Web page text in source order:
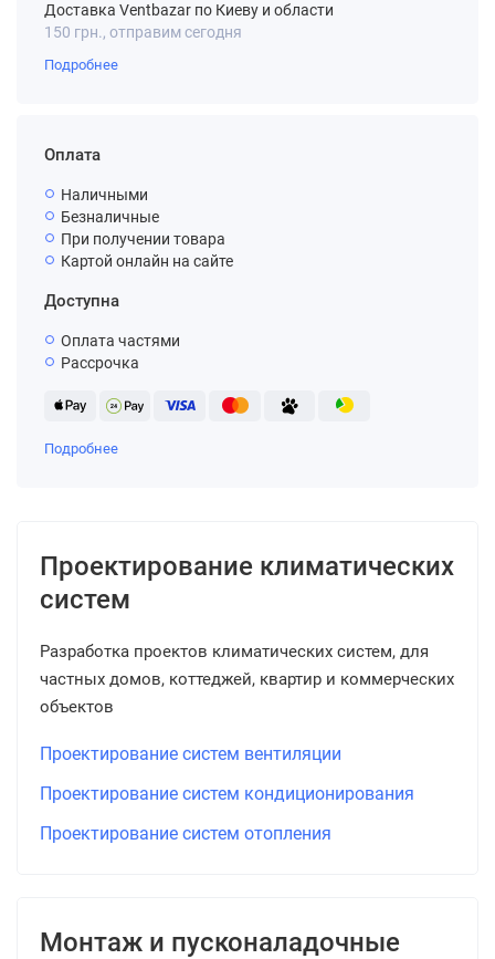
Доставка Ventbazar по Киеву и области
150 грн., отправим сегодня
Подробнее
Оплата
Наличными
Безналичные
При получении товара
Картой онлайн на сайте
Доступна
Оплата частями
Рассрочка
Подробнее
Проектирование климатических
систем
Разработка проектов климатических систем, для
частных домов, коттеджей, квартир и коммерческих
объектов
Проектирование систем вентиляции
Проектирование систем кондиционирования
Проектирование систем отопления
Монтаж и пусконаладочные